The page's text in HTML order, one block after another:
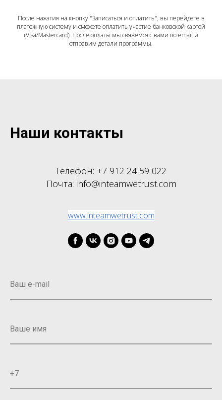
После нажатия на кнопку "Записаться и оплатить", вы перейдете в
платежную систему и сможете оплатить участие банковской картой
(Visa/Mastercard). После оплаты мы свяжемся с вами по email и
отправим детали программы.
Наши контакты
Телефон: +7 912 24 59 022
Почта: info@inteamwetrust.com
www.inteamwetrust.com